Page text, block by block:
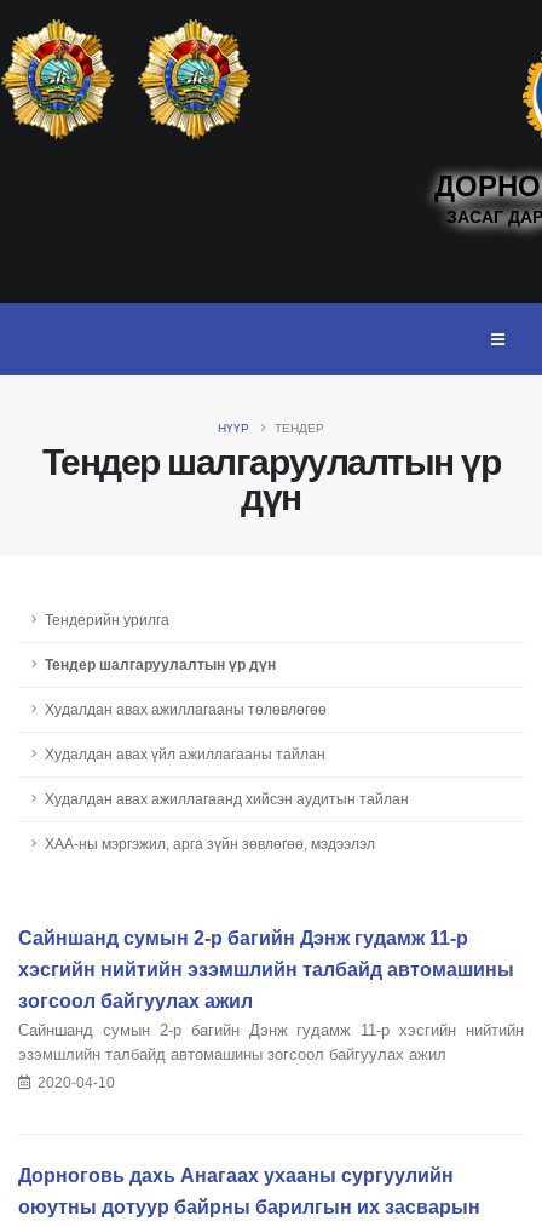
ЗАСАГ
НҮҮР ТЕНДЕР
Тендер шалгаруулалтын үр
дүн
Тендерийн урилга
Тендер шалгаруулалтын үр дүн
Худалдан авах ажиллагааны төлөвлөгөө
Худалдан авах үйл ажиллагааны тайлан
Худалдан авах ажиллагаанд хийсэн аудитын тайлан
ХАА-ны мэргэжил, арга зүйн зөвлөгөө, мэдээлэл
Сайншанд сумын 2-р багийн Дэнж гудамж 11-р
хэсгийн нийтийн эзэмшлийн талбайд автомашины
зогсоол байгуулах ажил
Сайншанд сумын 2-р багийн Дэнж гудамж 11-р хэсгийн нийтийн
эзэмшлийн талбайд автомашины зогсоол байгуулах ажил
2020-04-10
Дорноговь дахь Анагаах ухааны сургуулийн
оюутны дотуур байрны барилгын их засварын